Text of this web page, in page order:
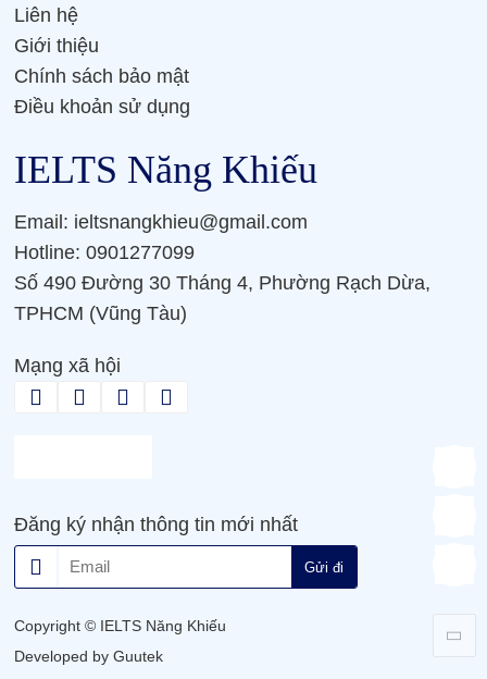
Liên hệ
Giới thiệu
Chính sách bảo mật
Điều khoản sử dụng
IELTS Năng Khiếu
Email: ieltsnangkhieu@gmail.com
Hotline: 0901277099
Số 490 Đường 30 Tháng 4, Phường Rạch Dừa,
TPHCM (Vũng Tàu)
Mạng xã hội
Đăng ký nhận thông tin mới nhất
Gửi đi
Copyright © IELTS Năng Khiếu
Developed by Guutek